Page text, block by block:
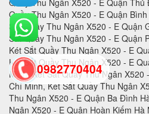
0982770404